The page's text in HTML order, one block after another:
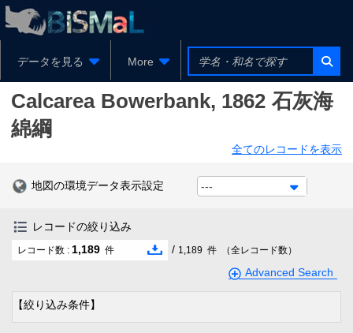
データを見る More
Calcarea Bowerbank, 1862 石灰海
綿綱
全てのレコードを表示
地図の環境データ表示設定 ---
レコードの絞り込み
レコード数 : 1,189 件 / 1,189 件 （全レコード数）
Advanced Search
【絞り込み条件】